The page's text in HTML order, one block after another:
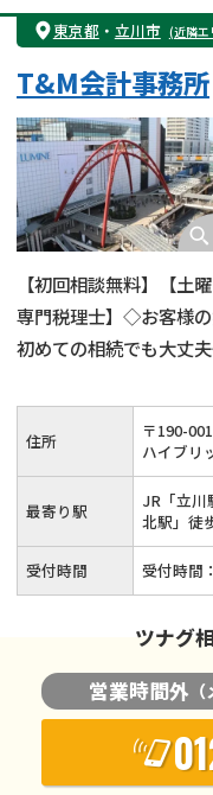
遺産分割
相続手続き
成年後見・任意後見
相続人調査
相続トラブル
東京都 ・ 立川市 (近隣エ
T&M会計事務所
【初回相談無料】【土
専門税理士】◇お客様
初めての相続でも大丈
住所 〒190-
ハイブリ
最寄り駅
JR「立川
北駅」徒
受付時間 受付時間
ツナグ
営業時間外